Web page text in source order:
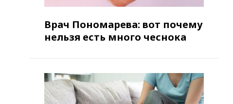
Врач Пономарева: вот почему
нельзя есть много чеснока